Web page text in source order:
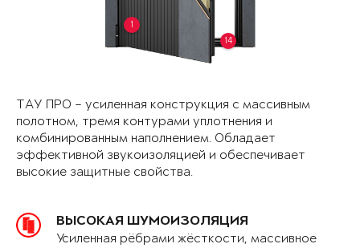
1
14
ТАУ ПРО – усиленная конструкция с массивным
полотном, тремя контурами уплотнения и
комбинированным наполнением. Обладает
эффективной звукоизоляцией и обеспечивает
высокие защитные свойства.
ВЫСОКАЯ ШУМОИЗОЛЯЦИЯ
Усиленная рёбрами жёсткости, массивное